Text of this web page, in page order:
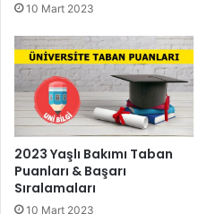
10 Mart 2023
2023 Yaşlı Bakımı Taban
Puanları & Başarı
Sıralamaları
10 Mart 2023